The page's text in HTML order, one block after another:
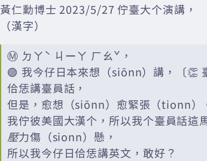
黃仁勳博士 2023/5/27 佇臺大个演講，
（漢字）
Ⓜ️ ㄉㄚˋ ㄐーㄚ ㄏㄠˇ，
🟢 我今仔日本來想（siōnn）講，〔👏
佮恁講臺員話，
但是，愈想（siōnn）愈緊張（tionn）
我佇彼美國大漢个，所以我个臺員話這
壓力傷（sionn）懸，
所以我今仔日佮恁講英文，敢好？